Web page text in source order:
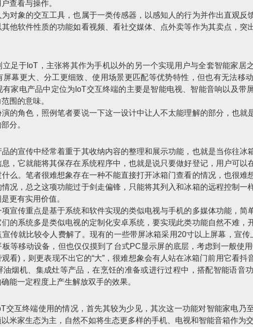
查看与操作。
对象的交互工具，也属于一类传感器，以感知人的行为并作出直观反
他软件性质的功能如看视频、看社交媒体、点外卖等作为其卖点，突
足于IoT，主张将其作为手机以外的另一个实现用户与全套智能家居
幕更大、分工更细致、使用场景更匹配等优势特性，但也有无法移
家电产品中定位为IoT交互终端的主要是智能电视、智能音响以及带
围的意味。
的角色，照例笔者要说一下这一设计中让人不太能理解的部分，也就
分。
的宣传中经常着重于其收纳内容的整理和展示功能，也就是当你往冰
，它就能将其保存在系统程序中，也就是说只要做好登记，用户可以
么。笔者很难想象存在一种不能直接打开冰箱门查看的情况，也很难
况，总之这项功能过于剑走偏锋，只能将其列入和冰箱的远程控制一
更有实用价值。
宣传重点是基于系统和软件实现的类似电视与手机的多媒体功能，简
的系统多是类似电视的定制化安卓系统，要实现此类功能自然不难，
传就比较令人费解了。现有的一些带屏冰箱采用20寸以上屏幕，宣传
等移动设备，但也仅仅摸到了台式PC显示屏的底层，考虑到一般使
看)，则更表现不出它的“大”，很难想象会有人站在冰箱门前用它看抖
油烟机、集成灶等产品，在烹饪的准备或进行过程中，搭配智能语音
能一定程度上产生解放双手的效果。
交互终端使用的情况，首先其较为少见，其次这一功能对智能家电乃
米家生态为主，自然不如将生态更多样的手机、电视和智能音箱作为